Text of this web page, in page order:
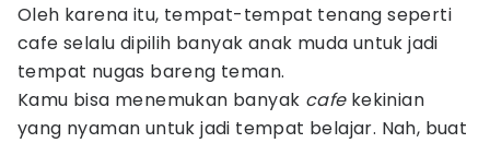
Oleh karena itu, tempat-tempat tenang seperti
cafe selalu dipilih banyak anak muda untuk jadi
tempat nugas bareng teman.
Kamu bisa menemukan banyak cafe kekinian
yang nyaman untuk jadi tempat belajar. Nah, buat